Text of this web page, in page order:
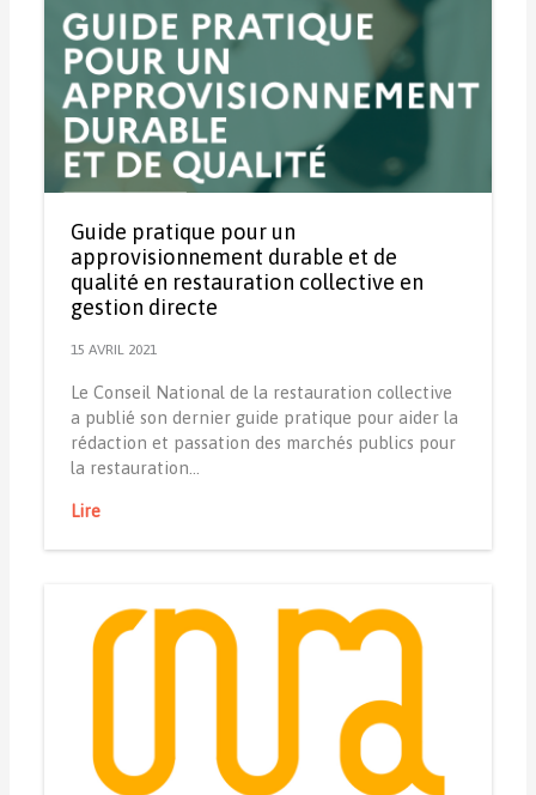
Guide pratique pour un
approvisionnement durable et de
qualité en restauration collective en
gestion directe
15 AVRIL 2021
Le Conseil National de la restauration collective
a publié son dernier guide pratique pour aider la
rédaction et passation des marchés publics pour
la restauration…
Lire